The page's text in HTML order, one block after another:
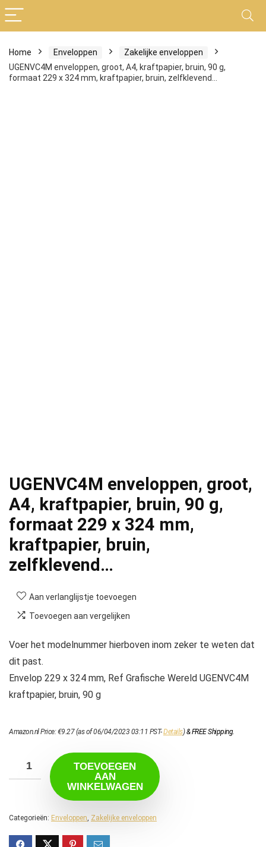
Home Enveloppen
Zakelijke enveloppen
UGENVC4M enveloppen, groot, A4, kraftpapier, bruin, 90 g,
formaat 229 x 324 mm, kraftpapier, bruin, zelfklevend…
UGENVC4M enveloppen, groot,
A4, kraftpapier, bruin, 90 g,
formaat 229 x 324 mm,
kraftpapier, bruin,
zelfklevend…
Aan verlanglijstje toevoegen
Toevoegen aan vergelijken
Voer het modelnummer hierboven inom zeker te weten dat
dit past.
Envelop 229 x 324 mm, Ref Grafische Wereld UGENVC4M
kraftpapier, bruin, 90 g
Amazon.nl Price:€9.27(as of 06/04/2023 03:11 PST-Details)&FREE Shipping.
TOEVOEGEN
AAN
WINKELWAGEN
Categorieën: Enveloppen, Zakelijke enveloppen